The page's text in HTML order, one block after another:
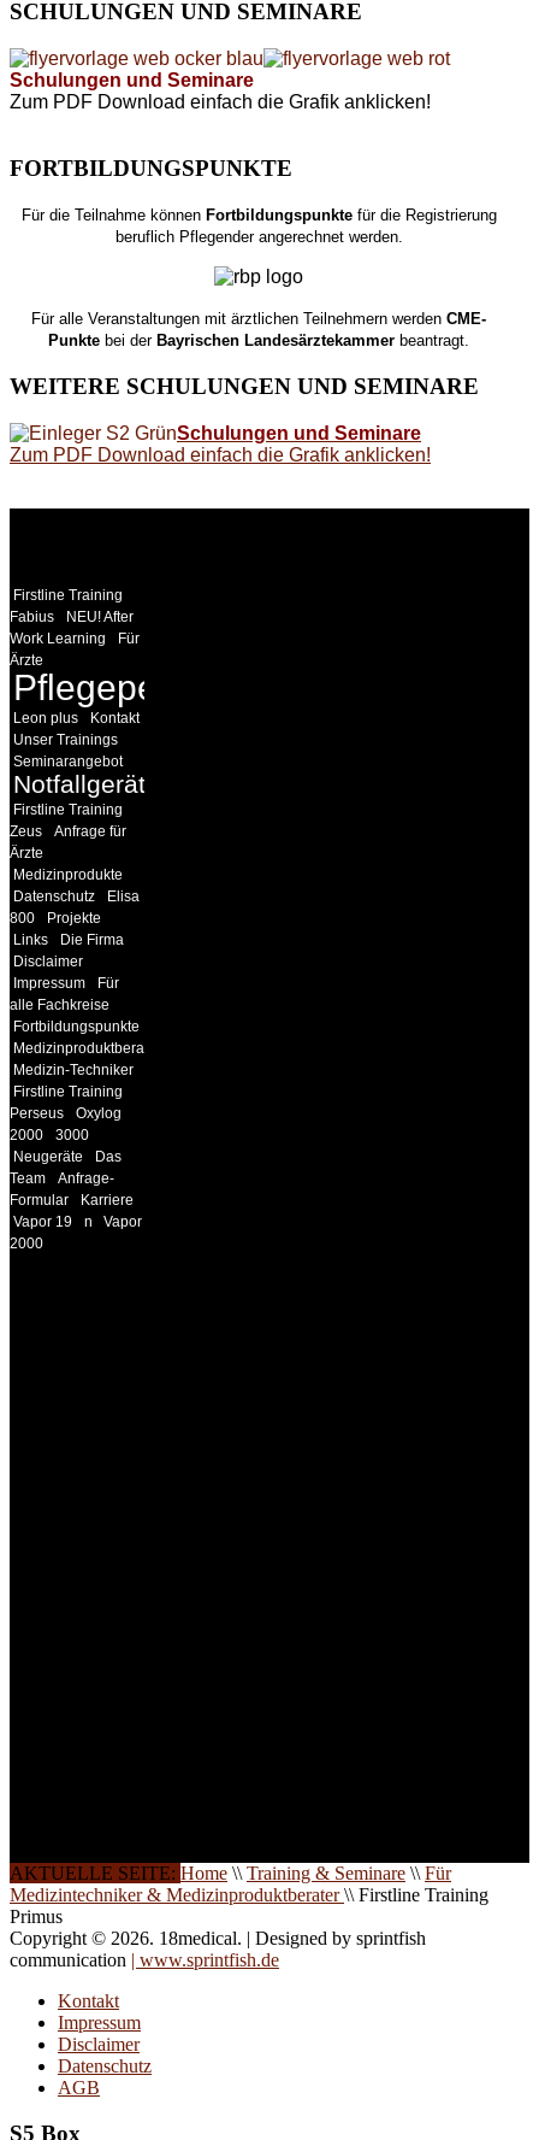
SCHULUNGEN UND SEMINARE
Schulungen und Seminare
Zum PDF Download einfach die Grafik anklicken!
FORTBILDUNGSPUNKTE
Für die Teilnahme könnenFortbildungspunktefür die Registrierung
beruflich Pflegender angerechnet werden.
Für alle Veranstaltungen mit ärztlichen Teilnehmern werdenCME-
Punkte bei derBayrischen Landesärztekammer beantragt.
WEITERE SCHULUNGEN UND SEMINARE
Schulungen und Seminare
Zum PDF Download einfach die Grafik anklicken!
Firstline Training
Fabius
NEU! After
Work Learning
Für
Ärzte
Pflegepersonal
Leon plus
Kontakt
Unser Trainings
Seminarangebot
Notfallgeräte
Firstline Training
Zeus
Anfrage für
Ärzte
Medizinprodukte
Datenschutz
Elisa
800
Projekte
Links
Die Firma
Disclaimer
Impressum
Für
alle Fachkreise
Fortbildungspunkte
Medizinproduktberater
Medizin-Techniker
Firstline Training
Perseus
Oxylog
2000
3000
Neugeräte
Das
Team
Anfrage-
Formular
Karriere
Vapor 19
n
Vapor
2000
AKTUELLE SEITE: Home \\ Training & Seminare \\ Für
Medizintechniker & Medizinproduktberater\\ Firstline Training
Primus
Copyright © 2026. 18medical. | Designed by sprintfish
communication | www.sprintfish.de
Kontakt
Impressum
Disclaimer
Datenschutz
AGB
S5 Box